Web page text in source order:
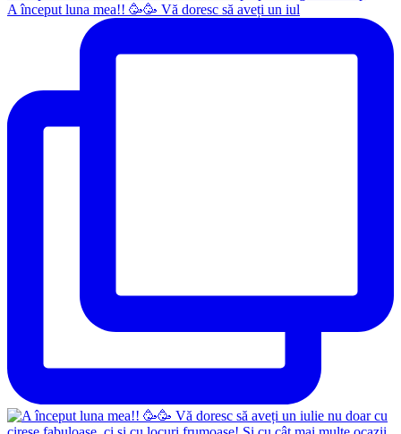
A început luna mea!! 🥳🥳 Vă doresc să aveți un iul